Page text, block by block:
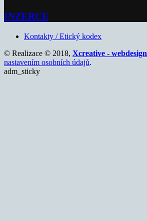
INZERCE
Kontakty / Etický kodex
© Realizace © 2018, Xcreative - webdesign
nastavením osobních údajů.
adm_sticky